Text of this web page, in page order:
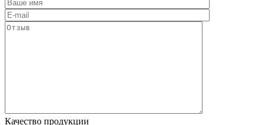
Качество продукции